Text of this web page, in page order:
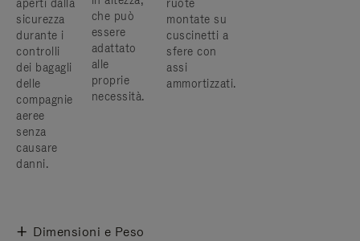
aperti dalla
sicurezza
durante i
controlli
dei bagagli
delle
compagnie
aeree
senza
causare
danni.
che può
essere
adattato
alle
proprie
necessità.
ruote
montate su
cuscinetti a
sfere con
assi
ammortizzati.
Dimensioni e Peso